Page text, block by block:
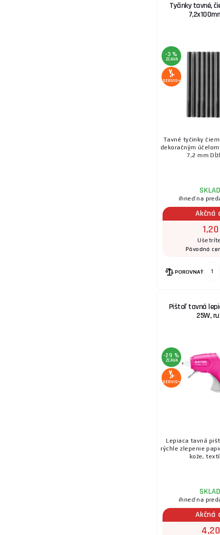
19.
20.
Tyčinky tavné,
-3 %
ZĽAVA
SERVIS+
Tavné tyčinky
dekoračným
7,2 mm
ihneď na
Akčná
Pôvodná
POROVNAŤ
Pištoľ tavná
25W,
-29 %
ZĽAVA
SERVIS+
Lepiaca tavná
rýchle zlepenie
kože,
ihneď na
Akčná